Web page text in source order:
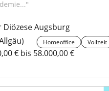
Diözese Augsburg
Homeoffice Vollzeit
€ bis 58.000,00 €